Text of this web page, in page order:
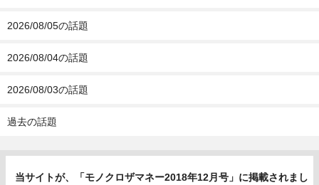
2026/08/05の話題
2026/08/04の話題
2026/08/03の話題
過去の話題
当サイトが、「モノクロザマネー2018年12月号」に掲載されまし